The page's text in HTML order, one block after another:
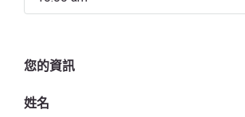
您的資訊
姓名